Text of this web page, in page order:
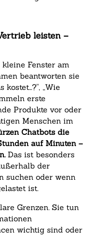
leisten –
Fenster am
beantworten sie
„Wie
erste
Produkte vor oder
Menschen im
Chatbots die
auf Minuten –
Das ist besonders
der
suchen oder wenn
ist.
Grenzen. Sie tun
wichtig sind oder